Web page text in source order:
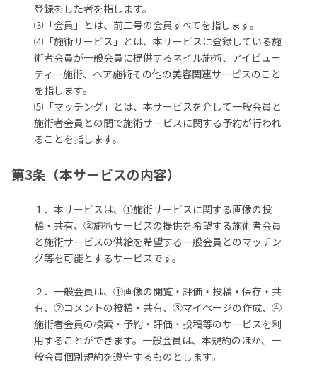
登録をした者を指します。
⑶「会員」とは、前二号の会員すべてを指します。
⑷「施術サービス」とは、本サービスに登録している施
術者会員が一般会員に提供するネイル施術、アイビュー
ティー施術、ヘア施術その他の美容関連サービスのこと
を指します。
⑸「マッチング」とは、本サービスを介して一般会員と
施術者会員との間で施術サービスに関する予約が行われ
ることを指します。
第3条（本サービスの内容）
１．本サービスは、①施術サービスに関する画像の投
稿・共有、②施術サービスの提供を希望する施術者会員
と施術サービスの供給を希望する一般会員とのマッチン
グ等を可能とするサービスです。
２．一般会員は、①画像の閲覧・評価・投稿・保存・共
有、②コメントの投稿・共有、③マイページの作成、④
施術者会員の検索・予約・評価・投稿等のサービスを利
用することができます。一般会員は、本規約のほか、一
般会員個別規約を遵守するものとします。